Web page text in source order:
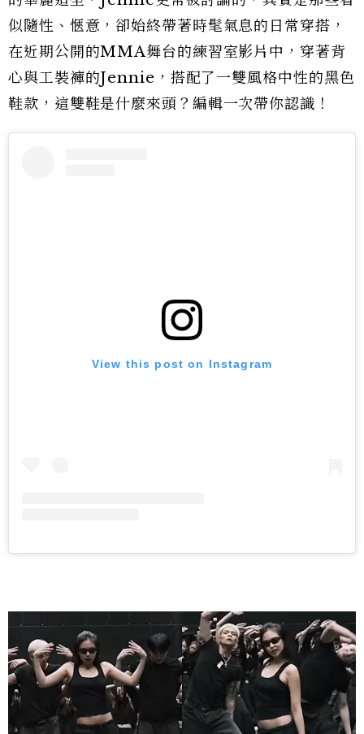
似隨性、愜意，卻始終帶著時髦氣息的日常穿搭，
在近期公開的MMA舞台的練習室影片中，穿著背
心與工裝褲的Jennie，搭配了一雙風格中性的黑色
鞋款，這雙鞋是什麼來頭？編輯一次帶你認識！
View this post on Instagram